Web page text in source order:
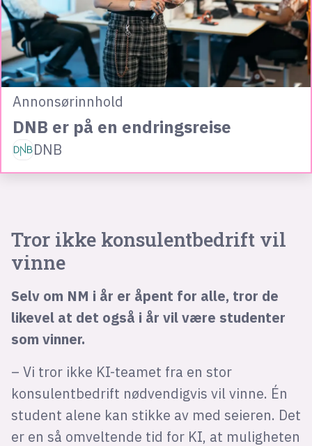
Annonsørinnhold
DNB er på en endringsreise
DNB
Tror ikke konsulentbedrift vil
vinne
Selv om NM i år er åpent for alle, tror de
likevel at det også i år vil være studenter
som vinner.
– Vi tror ikke KI-teamet fra en stor
konsulentbedrift nødvendigvis vil vinne. Én
student alene kan stikke av med seieren. Det
er en så omveltende tid for KI, at muligheten